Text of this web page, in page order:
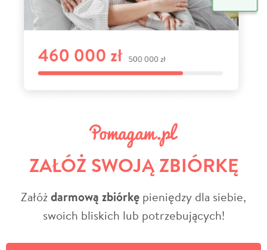
ZAŁÓŻ SWOJĄ ZBIÓRKĘ
Załóżdarmową zbiórkę pieniędzy dla siebie,
swoich bliskich lub potrzebujących!